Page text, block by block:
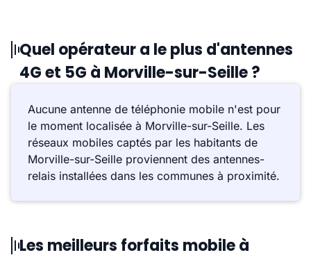
Quel opérateur a le plus d'antennes
4G et 5G à Morville-sur-Seille ?
Aucune antenne de téléphonie mobile n'est pour
le moment localisée à Morville-sur-Seille. Les
réseaux mobiles captés par les habitants de
Morville-sur-Seille proviennent des antennes-
relais installées dans les communes à proximité.
Les meilleurs forfaits mobile à